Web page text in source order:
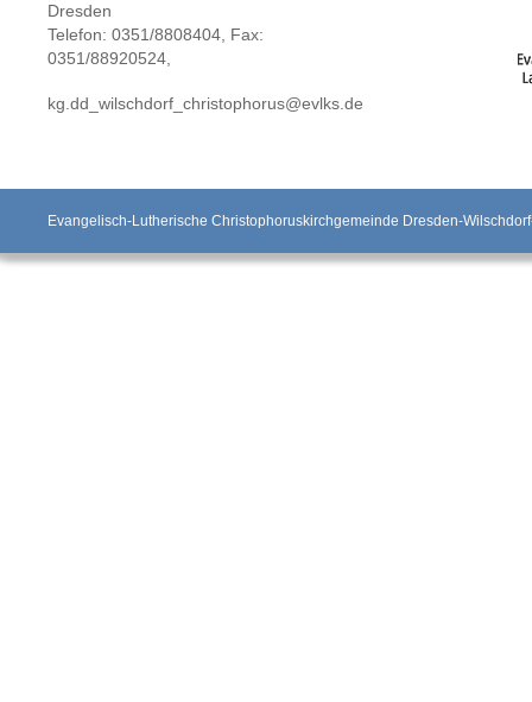
Dresden
Telefon: 0351/8808404, Fax:
0351/88920524,
kg.dd_wilschdorf_christophorus@evlks.de
Evangelisch-Lutherische Christophoruskirchgemeinde Dresden-